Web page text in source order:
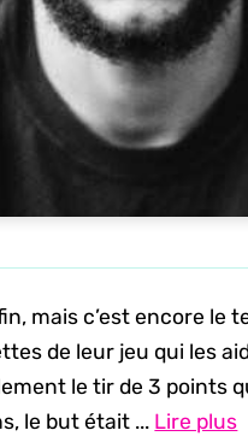
mais c’est encore le
de leur jeu qui les
le tir de 3 points
le but était ... Lire plus